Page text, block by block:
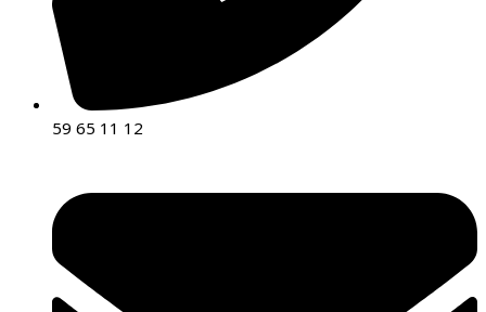
59 65 11 12